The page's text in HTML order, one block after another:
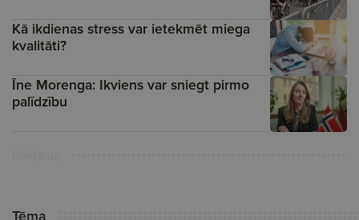
Kā ikdienas stress var ietekmēt miega
kvalitāti?
Īne Morenga: Ikviens var sniegt pirmo
palīdzību
Tēma